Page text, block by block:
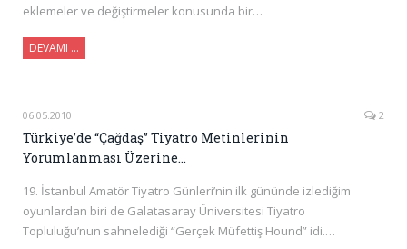
eklemeler ve değiştirmeler konusunda bir…
DEVAMI …
06.05.2010 2
Türkiye’de “Çağdaş” Tiyatro Metinlerinin
Yorumlanması Üzerine…
19. İstanbul Amatör Tiyatro Günleri’nin ilk gününde izlediğim
oyunlardan biri de Galatasaray Üniversitesi Tiyatro
Topluluğu’nun sahnelediği “Gerçek Müfettiş Hound” idi.…